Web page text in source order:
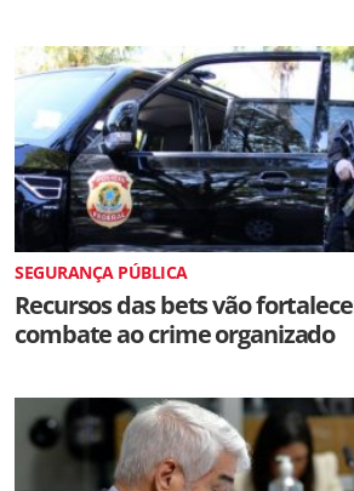
SEGURANÇA PÚBLICA
Recursos das bets vão
combate ao crime organizado